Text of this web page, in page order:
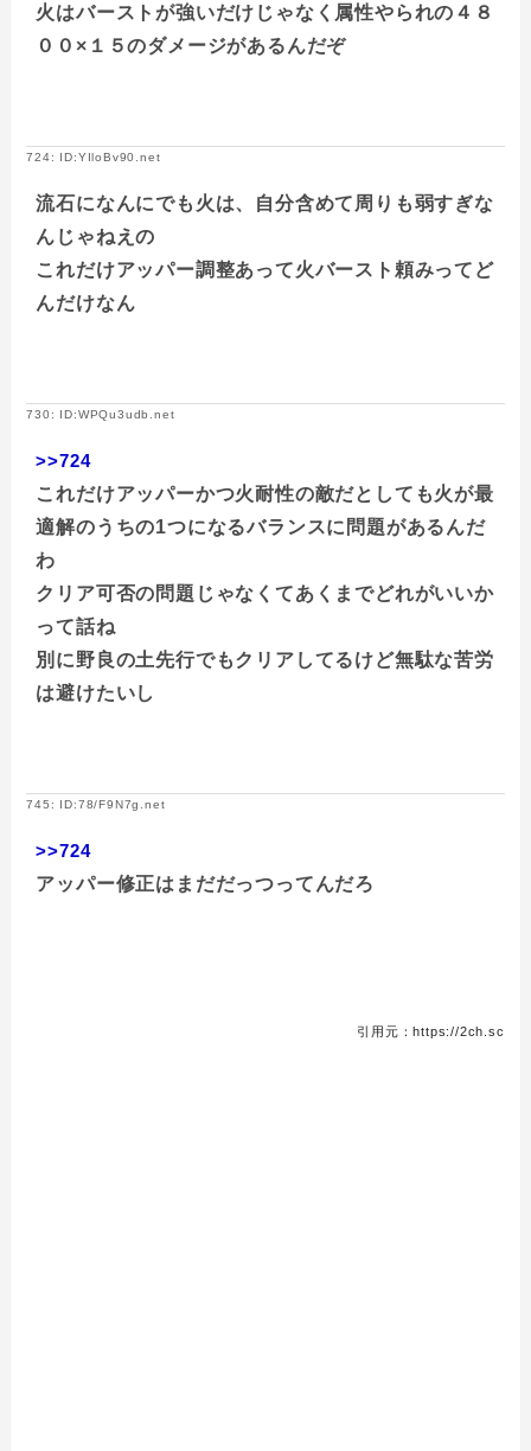
火はバーストが強いだけじゃなく属性やられの４８
００×１５のダメージがあるんだぞ
724: ID:YIloBv90.net
流石になんにでも火は、自分含めて周りも弱すぎな
んじゃねえの
これだけアッパー調整あって火バースト頼みってど
んだけなん
730: ID:WPQu3udb.net
>>724
これだけアッパーかつ火耐性の敵だとしても火が最
適解のうちの1つになるバランスに問題があるんだ
わ
クリア可否の問題じゃなくてあくまでどれがいいか
って話ね
別に野良の土先行でもクリアしてるけど無駄な苦労
は避けたいし
745: ID:78/F9N7g.net
>>724
アッパー修正はまだだっつってんだろ
引用元：https://2ch.sc